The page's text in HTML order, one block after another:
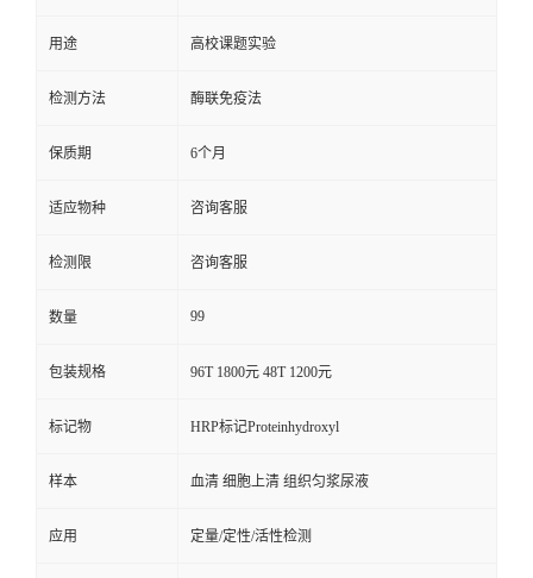
用途 高校课题实验
检测方法 酶联免疫法
保质期 6个月
适应物种 咨询客服
检测限 咨询客服
数量 99
包装规格 96T 1800元 48T 1200元
标记物 HRP标记Proteinhydroxyl
样本 血清 细胞上清 组织匀浆尿液
应用 定量/定性/活性检测